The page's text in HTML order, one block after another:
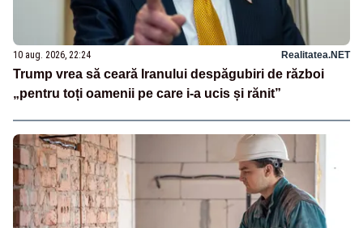
10 aug. 2026, 22:24 Realitatea.NET
Trump vrea să ceară Iranului despăgubiri de război
„pentru toți oamenii pe care i-a ucis și rănit”